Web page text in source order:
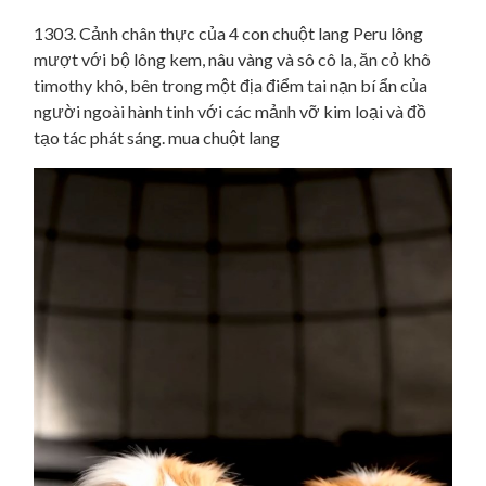
1303. Cảnh chân thực của 4 con chuột lang Peru lông
mượt với bộ lông kem, nâu vàng và sô cô la, ăn cỏ khô
timothy khô, bên trong một địa điểm tai nạn bí ẩn của
người ngoài hành tinh với các mảnh vỡ kim loại và đồ
tạo tác phát sáng. mua chuột lang